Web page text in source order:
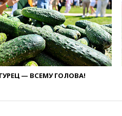
— ВСЕМУ ГОЛОВА!